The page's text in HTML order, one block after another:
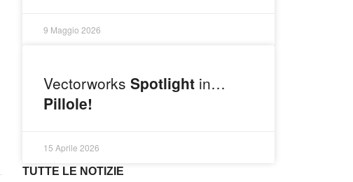
9 Maggio 2026
Vectorworks Spotlightin…
Pillole!
15 Aprile 2026
TUTTE LE NOTIZIE